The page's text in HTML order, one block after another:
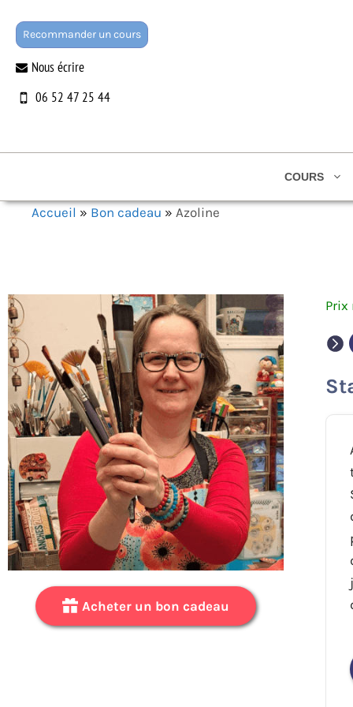
Recommander un cours
Nous écrire
06 52 47 25 44
COURS
Accueil » Bon cadeau » Azoline
Acheter un bon cadeau